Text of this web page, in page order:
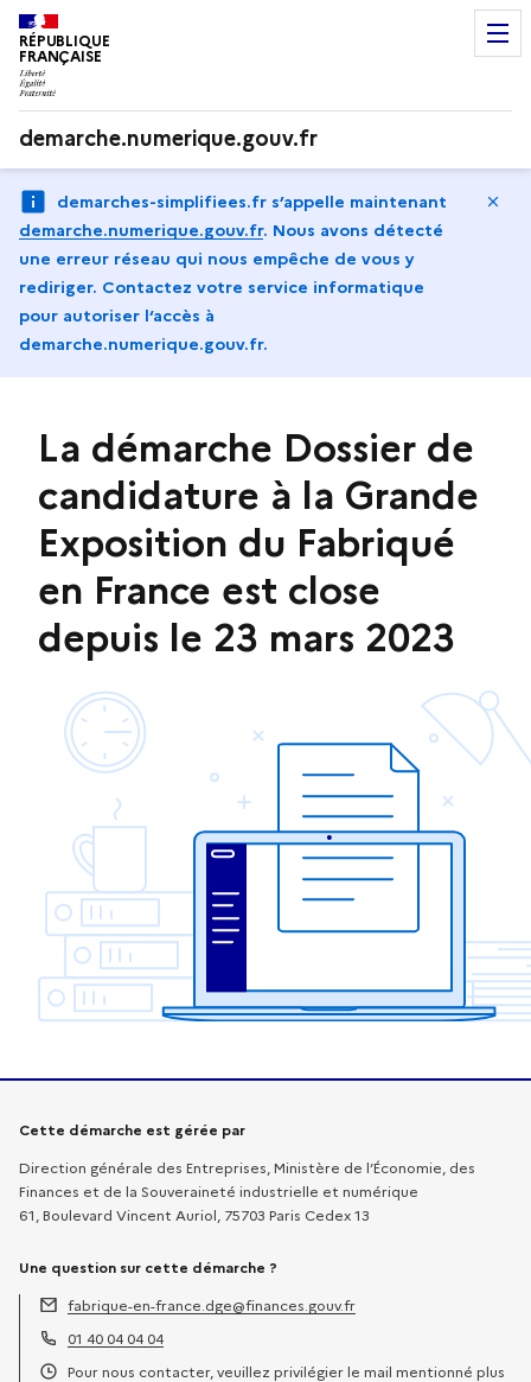
RÉPUBLIQUE
FRANÇAISE
demarche.numerique.gouv.fr
demarches-simplifiees.fr s’appelle maintenant
demarche.numerique.gouv.fr. Nous avons détecté
une erreur réseau qui nous empêche de vous y
rediriger. Contactez votre service informatique
pour autoriser l‘accès à
demarche.numerique.gouv.fr.
La démarche Dossier de
candidature à la Grande
Exposition du Fabriqué
en France est close
depuis le 23 mars 2023
Informations sur la démarche
Cette démarche est gérée par
Direction générale des Entreprises, Ministère de l’Économie, des
Finances et de la Souveraineté industrielle et numérique
61, Boulevard Vincent Auriol, 75703 Paris Cedex 13
Une question sur cette démarche ?
Adresse électronique :
fabrique-en-france.dge@finances.gouv.fr
Téléphone :
01 40 04 04 04
Pour nous contacter, veuillez privilégier le mail mentionné plus